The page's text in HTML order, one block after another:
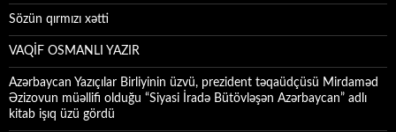
Sözün qırmızı xətti
VAQİF OSMANLI YAZIR
Azərbaycan Yazıçılar Birliyinin üzvü, prezident təqaüdçüsü Mirdaməd
Əzizovun müəllifi olduğu “Siyasi İradə Bütövləşən Azərbaycan” adlı
kitab işıq üzü gördü